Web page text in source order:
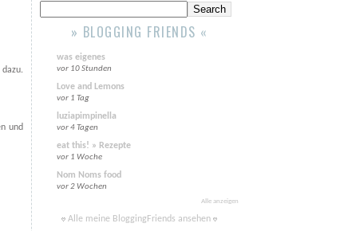
und
» BLOGGING FRIENDS «
was eigenes
vor 10 Stunden
Love and Lemons
vor 1 Tag
luziapimpinella
vor 4 Tagen
eat this! » Rezepte
vor 1 Woche
Nom Noms food
vor 2 Wochen
Alle anzeigen
Alle meine BloggingFriends ansehen